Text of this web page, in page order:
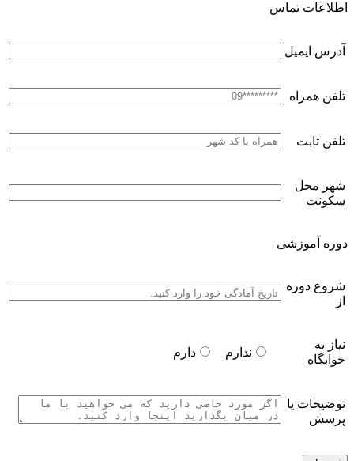
اطلاعات تماس
آدرس ایمیل
تلفن همراه
تلفن ثابت
شهر محل
سکونت
دوره آموزشی
شروع دوره
از
نیاز به
خوابگاه
ندارم دارم
توضیحات یا
پرسش